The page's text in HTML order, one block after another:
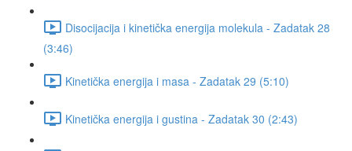
Disocijacija i kinetička energija molekula - Zadatak 28
(3:46)
Kinetička energija i masa - Zadatak 29 (5:10)
Kinetička energija i gustina - Zadatak 30 (2:43)